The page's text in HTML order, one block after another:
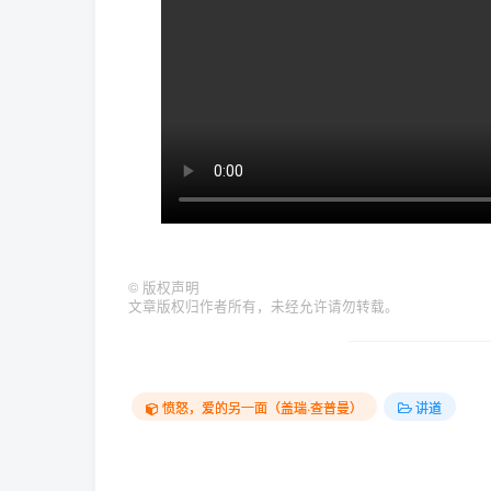
© 版权声明
文章版权归作者所有，未经允许请勿转载。
愤怒，爱的另一面（盖瑞·查普曼） 讲道